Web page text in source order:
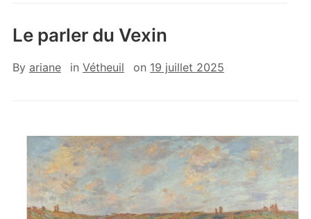
Le parler du Vexin
By ariane in Vétheuil on 19 juillet 2025